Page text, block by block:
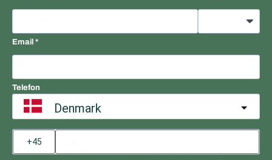
Email
Telefon
Denmark